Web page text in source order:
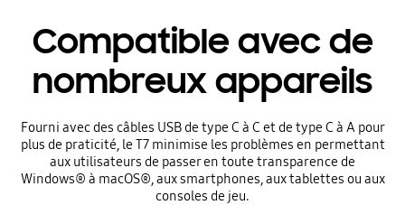
Compatible avec de
nombreux appareils
Fourni avec des câbles USB de type C à C et de type C à A pour
plus de praticité, le T7 minimise les problèmes en permettant
aux utilisateurs de passer en toute transparence de
Windows® à macOS®, aux smartphones, aux tablettes ou aux
consoles de jeu.